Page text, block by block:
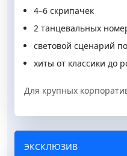
4–6 скрипачек
2 танцевальных
световой сценарий
хиты от классики до
Для крупных
ЭКСКЛЮЗИВ